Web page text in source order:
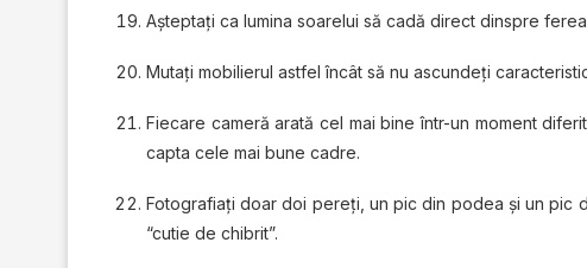
Așteptați ca lumina soarelui să cadă direct dinspre
Mutaţi mobilierul astfel încât să nu ascundeţi
Fiecare cameră arată cel mai bine într-un moment
capta cele mai bune cadre.
Fotografiaţi doar doi pereţi, un pic din podea şi un pic
“cutie de chibrit”.